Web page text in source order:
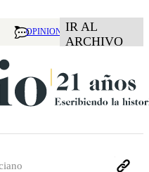
OPINION IR AL
ARCHIVO